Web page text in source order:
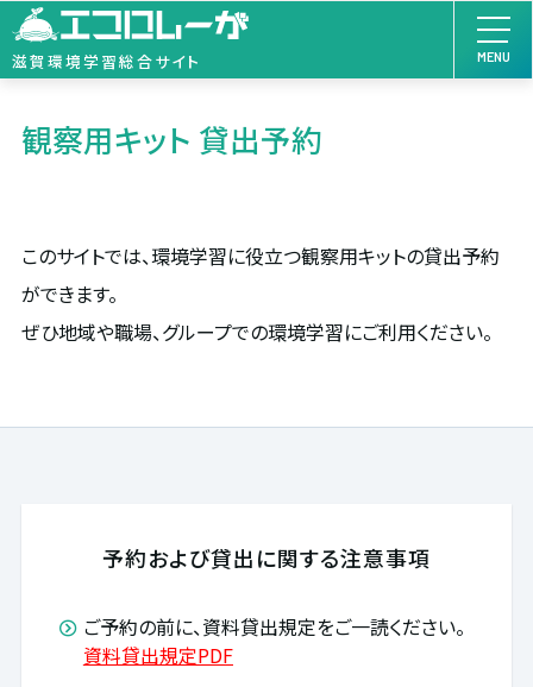
滋賀環境学習総合サイト MENU
観察用キット 貸出予約
このサイトでは、環境学習に役立つ観察用キットの貸出予約
ができます。
ぜひ地域や職場、グループでの環境学習にご利用ください。
予約および貸出に関する注意事項
ご予約の前に、資料貸出規定をご一読ください。
資料貸出規定PDF